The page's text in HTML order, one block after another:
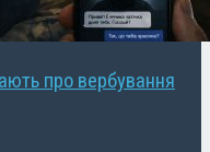
про вербування